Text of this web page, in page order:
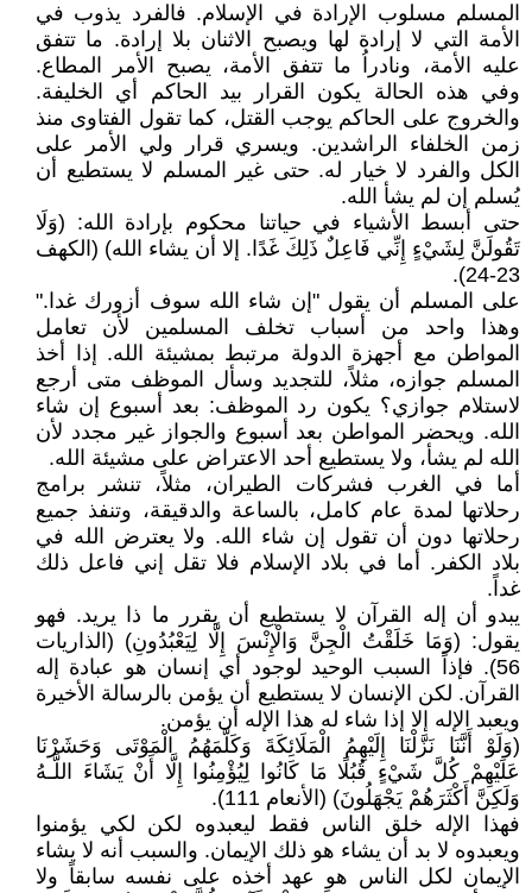
المسلم مسلوب الإرادة في الإسلام. فالفرد يذوب في
الأمة التي لا إرادة لها ويصبح الاثنان بلا إرادة. ما تتفق
عليه الأمة، ونادراُ ما تتفق الأمة، يصبح الأمر المطاع.
وفي هذه الحالة يكون القرار بيد الحاكم أي الخليفة.
والخروج على الحاكم يوجب القتل، كما تقول الفتاوى منذ
زمن الخلفاء الراشدين. ويسري قرار ولي الأمر على
الكل والفرد لا خيار له. حتى غير المسلم لا يستطيع أن
يُسلم إن لم يشأ الله.
حتى أبسط الأشياء في حياتنا محكوم بإرادة الله: (وَلَا
تَقُولَنَّ لِشَيْءٍ إِنِّي فَاعِلٌ ذَلِكَ غَدًا. إلا أن يشاء الله) (الكهف
23-24).
على المسلم أن يقول "إن شاء الله سوف أزورك غدا."
وهذا واحد من أسباب تخلف المسلمين لأن تعامل
المواطن مع أجهزة الدولة مرتبط بمشيئة الله. إذا أخذ
المسلم جوازه، مثلاً، للتجديد وسأل الموظف متى أرجع
لاستلام جوازي؟ يكون رد الموظف: بعد أسبوع إن شاء
الله. ويحضر المواطن بعد أسبوع والجواز غير مجدد لأن
الله لم يشأ، ولا يستطيع أحد الاعتراض على مشيئة الله.
أما في الغرب فشركات الطيران، مثلاً، تنشر برامج
رحلاتها لمدة عام كامل، بالساعة والدقيقة، وتنفذ جميع
رحلاتها دون أن تقول إن شاء الله. ولا يعترض الله في
بلاد الكفر. أما في بلاد الإسلام فلا تقل إني فاعل ذلك
غداً.
يبدو أن إله القرآن لا يستطيع أن يقرر ما ذا يريد. فهو
يقول: (وَمَا خَلَقْتُ الْجِنَّ وَالْإِنْسَ إِلَّا لِيَعْبُدُونِ) (الذاريات
56). فإذاً السبب الوحيد لوجود أي إنسان هو عبادة إله
القرآن. لكن الإنسان لا يستطيع أن يؤمن بالرسالة الأخيرة
ويعبد الإله إلا إذا شاء له هذا الإله أن يؤمن.
(وَلَوْ أَنَّنَا نَزَّلْنَا إِلَيْهِمُ الْمَلَائِكَةَ وَكَلَّمَهُمُ الْمَوْتَى وَحَشَرْنَا
عَلَيْهِمْ كُلَّ شَيْءٍ قُبُلًا مَا كَانُوا لِيُؤْمِنُوا إِلَّا أَنْ يَشَاءَ اللَّـهُ
وَلَكِنَّ أَكْثَرَهُمْ يَجْهَلُونَ) (الأنعام 111).
فهذا الإله خلق الناس فقط ليعبدوه لكن لكي يؤمنوا
ويعبدوه لا بد أن يشاء هو ذلك الإيمان. والسبب أنه لا يشاء
الإيمان لكل الناس هو عهد أخذه على نفسه سابقاً ولا